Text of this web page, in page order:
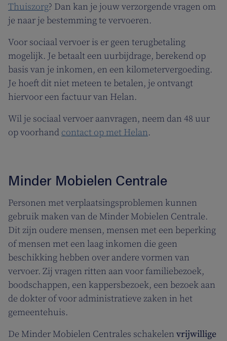
Thuiszorg? Dan kan je jouw verzorgende vragen om
je naar je bestemming te vervoeren.
Voor sociaal vervoer is er geen terugbetaling
mogelijk. Je betaalt een uurbijdrage, berekend op
basis van je inkomen, en een kilometervergoeding.
Je hoeft dit niet meteen te betalen, je ontvangt
hiervoor een factuur van Helan.
Wil je sociaal vervoer aanvragen, neem dan 48 uur
op voorhand contact op met Helan.
Minder Mobielen Centrale
Personen met verplaatsingsproblemen kunnen
gebruik maken van de Minder Mobielen Centrale.
Dit zijn oudere mensen, mensen met een beperking
of mensen met een laag inkomen die geen
beschikking hebben over andere vormen van
vervoer. Zij vragen ritten aan voor familiebezoek,
boodschappen, een kappersbezoek, een bezoek aan
de dokter of voor administratieve zaken in het
gemeentehuis.
De Minder Mobielen Centrales schakelen vrijwillige